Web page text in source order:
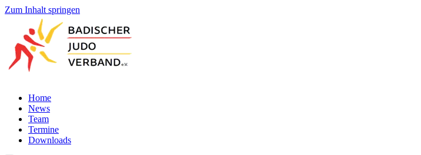
Zum Inhalt springen
Home
News
Team
Termine
Downloads